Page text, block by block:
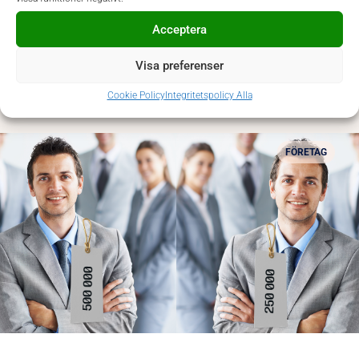
Acceptera
Visa preferenser
Cookie PolicyIntegritetspolicy Alla
Välkommen Elin! Prodiems nya COO
FÖRETAG